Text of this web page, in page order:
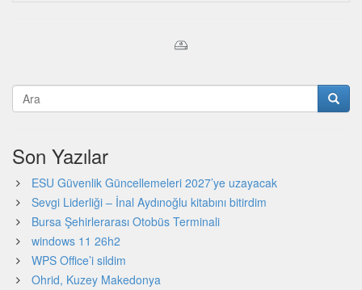
Son Yazılar
ESU Güvenlik Güncellemeleri 2027’ye uzayacak
Sevgi Liderliği – İnal Aydınoğlu kitabını bitirdim
Bursa Şehirlerarası Otobüs Terminali
windows 11 26h2
WPS Office’i sildim
Ohrid, Kuzey Makedonya